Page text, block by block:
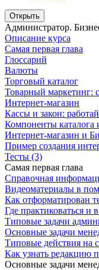
Открыть
Администратор.
Описание курса
Самая первая глава
Глоссарий
Валюты
Торговый каталог
Товарный маркетинг:
Интернет-магазин
Кассы и закон:
Компоненты каталога
Интернет-магазин и
Пример создания
Тесты (3)
Самая первая глава
Справочная
Видеоматериалы в
Как отформатирован
Где практиковаться и
Типовые задачи
Основные задачи
Типовые действия на
Как узнать редакцию
Основные задачи